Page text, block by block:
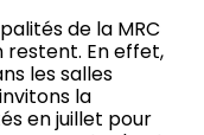
de la MRC
restent. En effet,
les salles
la
en juillet pour